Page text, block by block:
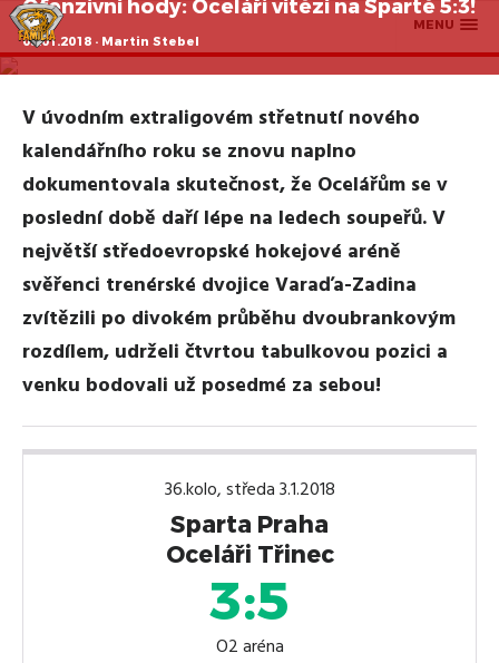
MENU
Ofenzivní hody: Oceláři vítězí na Spartě 5:3!
03.01.2018 · Martin Stebel
V úvodním extraligovém střetnutí nového
kalendářního roku se znovu naplno
dokumentovala skutečnost, že Ocelářům se v
poslední době daří lépe na ledech soupeřů. V
největší středoevropské hokejové aréně
svěřenci trenérské dvojice Varaďa-Zadina
zvítězili po divokém průběhu dvoubrankovým
rozdílem, udrželi čtvrtou tabulkovou pozici a
venku bodovali už posedmé za sebou!
36.kolo, středa 3.1.2018
Sparta Praha
Oceláři Třinec
3:5
O2 aréna